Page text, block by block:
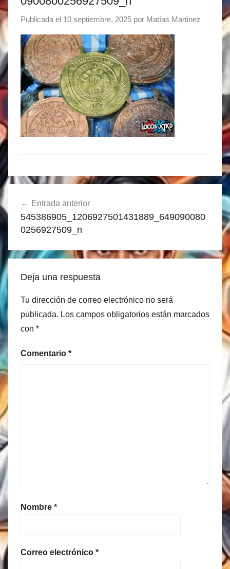
Publicada el 10 septiembre, 2025 por Matías Martinez
de
entradas
Entrada anterior
545386905_1206927501431889_649090080
0256927509_n
Deja una respuesta
Tu dirección de correo electrónico no será
publicada. Los campos obligatorios están marcados
con *
Comentario *
Nombre *
Correo electrónico *